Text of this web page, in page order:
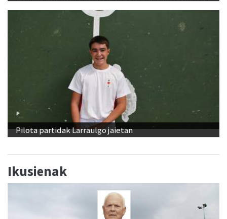
Pilota partidak Larraulgo jaietan
Ikusienak